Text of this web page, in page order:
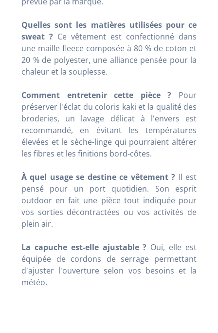
Quelles sont les matières utilisées pour ce
sweat ? Ce vêtement est confectionné dans
une maille fleece composée à 80 % de coton et
20 % de polyester, une alliance pensée pour la
chaleur et la souplesse.
Comment entretenir cette pièce ? Pour
préserver l'éclat du coloris kaki et la qualité des
broderies, un lavage délicat à l'envers est
recommandé, en évitant les températures
élevées et le sèche-linge qui pourraient altérer
les fibres et les finitions bord-côtes.
À quel usage se destine ce vêtement ? Il est
pensé pour un port quotidien. Son esprit
outdoor en fait une pièce tout indiquée pour
vos sorties décontractées ou vos activités de
plein air.
La capuche est-elle ajustable ? Oui, elle est
équipée de cordons de serrage permettant
d'ajuster l'ouverture selon vos besoins et la
météo.